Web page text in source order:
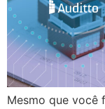
Mesmo que você